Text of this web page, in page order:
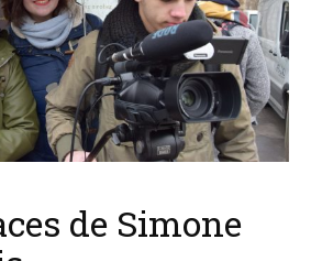
de Simone